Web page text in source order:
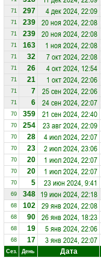
71 297 4 дек 2024, 22:09
71 239 20 ноя 2024, 22:08
71 239 20 ноя 2024, 22:08
71 163 1 ноя 2024, 22:08
71 32 7 окт 2024, 22:08
71 26 4 окт 2024, 12:54
71 21 1 окт 2024, 22:06
71 7 25 сен 2024, 22:06
71 6 24 сен 2024, 22:07
70 359 21 сен 2024, 22:40
70 254 23 авг 2024, 22:09
70 28 4 июл 2024, 22:07
70 23 2 июл 2024, 23:06
70 20 1 июл 2024, 22:07
70 20 1 июл 2024, 22:07
70 5 23 июн 2024, 9:41
69 348 19 июн 2024, 22:18
68 102 29 янв 2024, 22:08
68 90 26 янв 2024, 18:23
68 19 5 янв 2024, 22:06
68 17 3 янв 2024, 22:07
Сез. День
Дата